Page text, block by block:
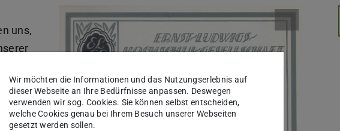
uns,
es
Wir möchten die Informationen und das Nutzungserlebnis auf
dieser Webseite an Ihre Bedürfnisse anpassen. Deswegen
verwenden wir sog. Cookies. Sie können selbst entscheiden,
welche Cookies genau bei Ihrem Besuch unserer Webseiten
gesetzt werden sollen.